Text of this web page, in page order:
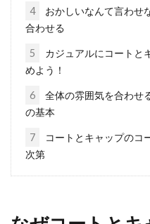
カーとコ
シャツ
4
おかしいなんて言わせ
合わせる
5
カジュアルにコートと
めよう！
6
全体の雰囲気を合わせ
の基本
7
コートとキャップのコ
次第